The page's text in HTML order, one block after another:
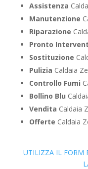
Assistenza
Manutenzione
Riparazione
Pronto
Sostituzione
Pulizia Caldaia
Controllo Fumi
Bollino Blu
Vendita Caldaia
Offerte Caldaia
UTILIZZA IL FORM